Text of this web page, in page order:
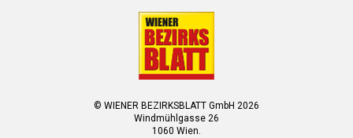
© WIENER BEZIRKSBLATT GmbH 2026
Windmühlgasse 26
1060 Wien.